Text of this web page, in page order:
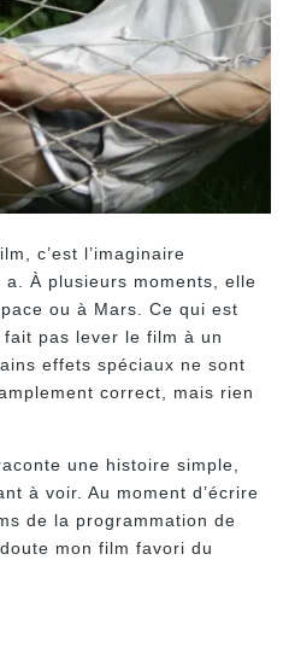
c’est l’imaginaire
a. À plusieurs moments, elle
ou à Mars. Ce qui est
fait pas lever le film à un
effets spéciaux ne sont
correct, mais rien
une histoire simple,
à voir. Au moment d’écrire
de la programmation de
mon film favori du